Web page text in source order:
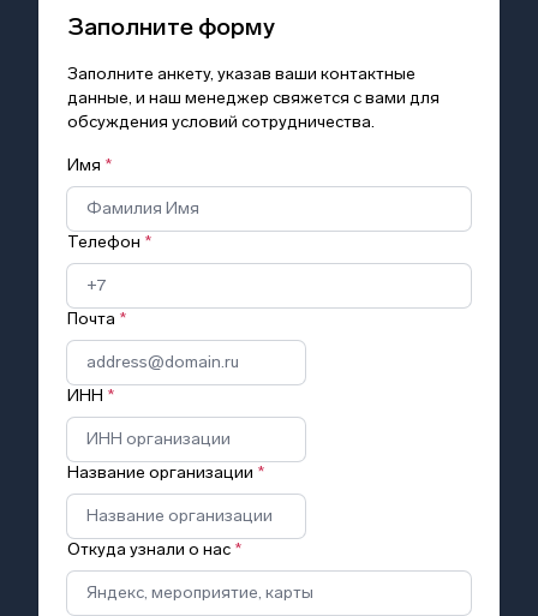
Заполните форму
Заполните анкету, указав ваши контактные
данные, и наш менеджер свяжется с вами для
обсуждения условий сотрудничества.
Имя *
Телефон *
Почта *
ИНН *
Название организации *
Откуда узнали о нас *